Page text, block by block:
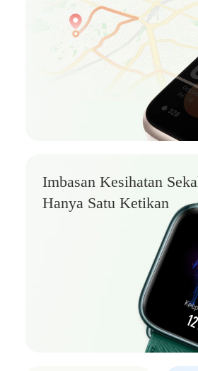
Imbasan Kesihatan
HanyaSatu Ketikan